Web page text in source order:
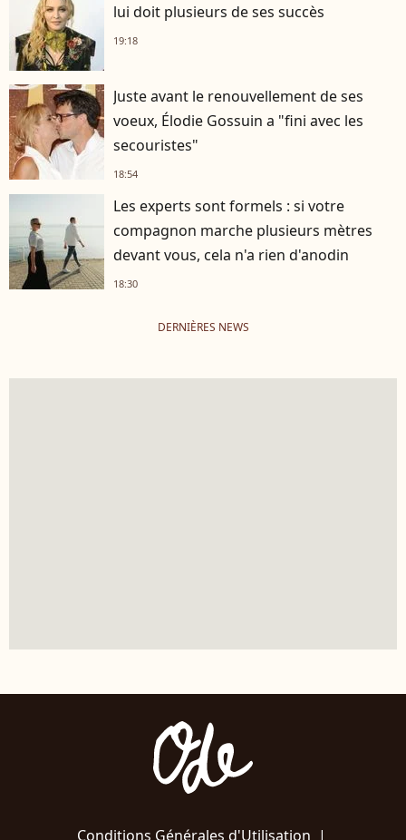
lui doit plusieurs de ses succès
19:18
Juste avant le renouvellement de ses
voeux, Élodie Gossuin a "fini avec les
secouristes"
18:54
Les experts sont formels : si votre
compagnon marche plusieurs mètres
devant vous, cela n'a rien d'anodin
18:30
DERNIÈRES NEWS
Conditions Générales d'Utilisation |